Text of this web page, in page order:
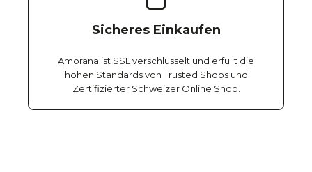
Sicheres Einkaufen
Amorana ist SSL verschlüsselt und erfüllt die
hohen Standards von Trusted Shops und
Zertifizierter Schweizer Online Shop.